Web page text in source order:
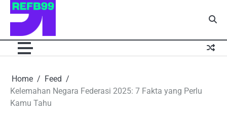
Skip
Home
Feed
Kelemahan Negara Federasi 2025: 7 Fakta yang Perlu
Kamu Tahu